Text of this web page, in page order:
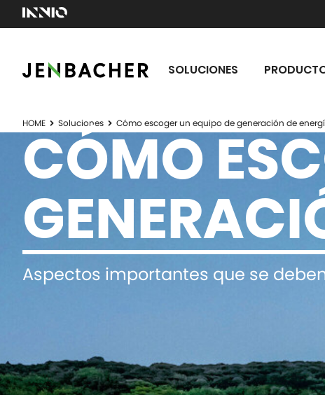
SOLUCIONES
HOME Soluciones Cómo escoger un equipo de generación de
CÓMO
Aspectos importantes que se